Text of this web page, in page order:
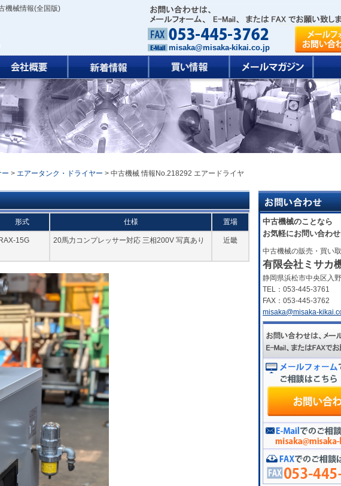
機械情報(全国版)
misaka@misaka-kikai.co.jp
ー > エアータンク・ドライヤー > 中古機械 情報No.218292 エアードライヤ
形式 仕様 置場
RAX-15G 20馬力コンプレッサー対応 三相200V 写真あり 近畿
中古機械のことなら
お気軽にお問い合わせ
中古機械の販売・買い
有限会社ミサカ
静岡県浜松市中央区入
TEL：053-445-3761
FAX：053-445-3762
misaka@misaka-